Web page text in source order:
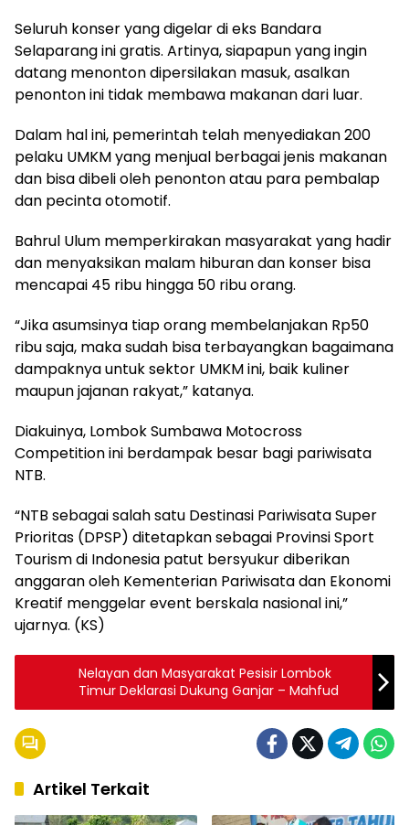
Seluruh konser yang digelar di eks Bandara
Selaparang ini gratis. Artinya, siapapun yang ingin
datang menonton dipersilakan masuk, asalkan
penonton ini tidak membawa makanan dari luar.
Dalam hal ini, pemerintah telah menyediakan 200
pelaku UMKM yang menjual berbagai jenis makanan
dan bisa dibeli oleh penonton atau para pembalap
dan pecinta otomotif.
Bahrul Ulum memperkirakan masyarakat yang hadir
dan menyaksikan malam hiburan dan konser bisa
mencapai 45 ribu hingga 50 ribu orang.
“Jika asumsinya tiap orang membelanjakan Rp50
ribu saja, maka sudah bisa terbayangkan bagaimana
dampaknya untuk sektor UMKM ini, baik kuliner
maupun jajanan rakyat,” katanya.
Diakuinya, Lombok Sumbawa Motocross
Competition ini berdampak besar bagi pariwisata
NTB.
“NTB sebagai salah satu Destinasi Pariwisata Super
Prioritas (DPSP) ditetapkan sebagai Provinsi Sport
Tourism di Indonesia patut bersyukur diberikan
anggaran oleh Kementerian Pariwisata dan Ekonomi
Kreatif menggelar event berskala nasional ini,”
ujarnya. (KS)
Nelayan dan Masyarakat Pesisir Lombok
Timur Deklarasi Dukung Ganjar – Mahfud
Artikel Terkait